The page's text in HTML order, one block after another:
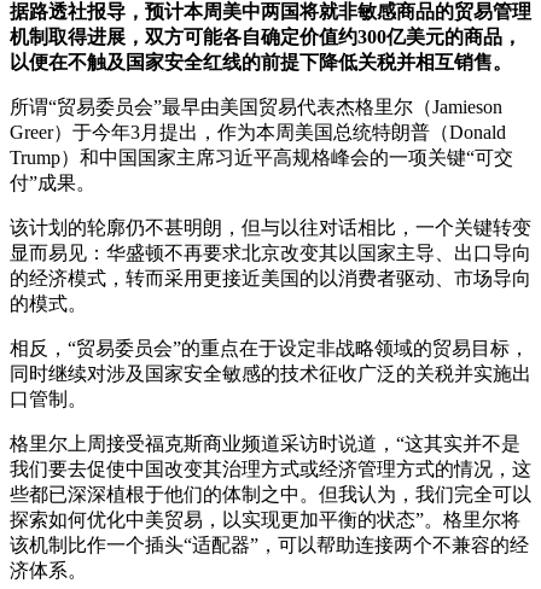
据路透社报导，预计本周美中两国将就非敏感商品的贸易管理
机制取得进展，双方可能各自确定价值约300亿美元的商品，
以便在不触及国家安全红线的前提下降低关税并相互销售。
所谓“贸易委员会”最早由美国贸易代表杰格里尔（Jamieson
Greer）于今年3月提出，作为本周美国总统特朗普（Donald
Trump）和中国国家主席习近平高规格峰会的一项关键“可交
付”成果。
该计划的轮廓仍不甚明朗，但与以往对话相比，一个关键转变
显而易见：华盛顿不再要求北京改变其以国家主导、出口导向
的经济模式，转而采用更接近美国的以消费者驱动、市场导向
的模式。
相反，“贸易委员会”的重点在于设定非战略领域的贸易目标，
同时继续对涉及国家安全敏感的技术征收广泛的关税并实施出
口管制。
格里尔上周接受福克斯商业频道采访时说道，“这其实并不是
我们要去促使中国改变其治理方式或经济管理方式的情况，这
些都已深深植根于他们的体制之中。但我认为，我们完全可以
探索如何优化中美贸易，以实现更加平衡的状态”。格里尔将
该机制比作一个插头“适配器”，可以帮助连接两个不兼容的经
济体系。